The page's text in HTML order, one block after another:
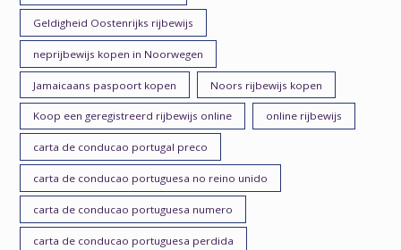
Geldigheid Oostenrijks rijbewijs
neprijbewijs kopen in Noorwegen
Jamaicaans paspoort kopen Noors rijbewijs kopen
Koop een geregistreerd rijbewijs online online rijbewijs
carta de conducao portugal preco
carta de conducao portuguesa no reino unido
carta de conducao portuguesa numero
carta de conducao portuguesa perdida